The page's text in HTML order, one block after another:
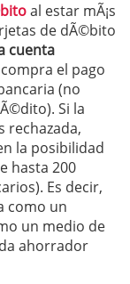
al estar mÃ¡s
de dÃ©bito
cuenta
el pago
(no
Si la
rechazada,
la posibilidad
hasta 200
Es decir,
como un
un medio de
ahorrador